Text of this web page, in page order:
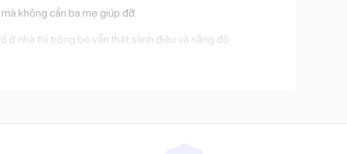
không cần ba mẹ giúp đỡ.
ở nhà thì trông bé vẫn thật sành điệu và năng độ